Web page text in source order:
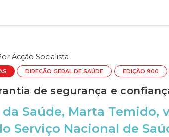
Acção Socialista
DIREÇÃO GERAL DE SAÚDE EDIÇÃO 900
de segurança e
Saúde, Marta
Serviço Nacional de